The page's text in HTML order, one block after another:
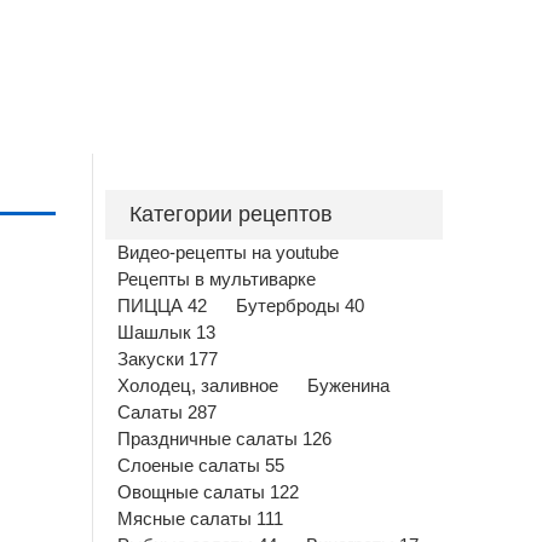
Категории рецептов
Видео-рецепты на youtube
Рецепты в мультиварке
ПИЦЦА 42
Бутерброды 40
Шашлык 13
Закуски 177
Холодец, заливное
Буженина
Салаты 287
Праздничные салаты 126
Слоеные салаты 55
Овощные салаты 122
Мясные салаты 111